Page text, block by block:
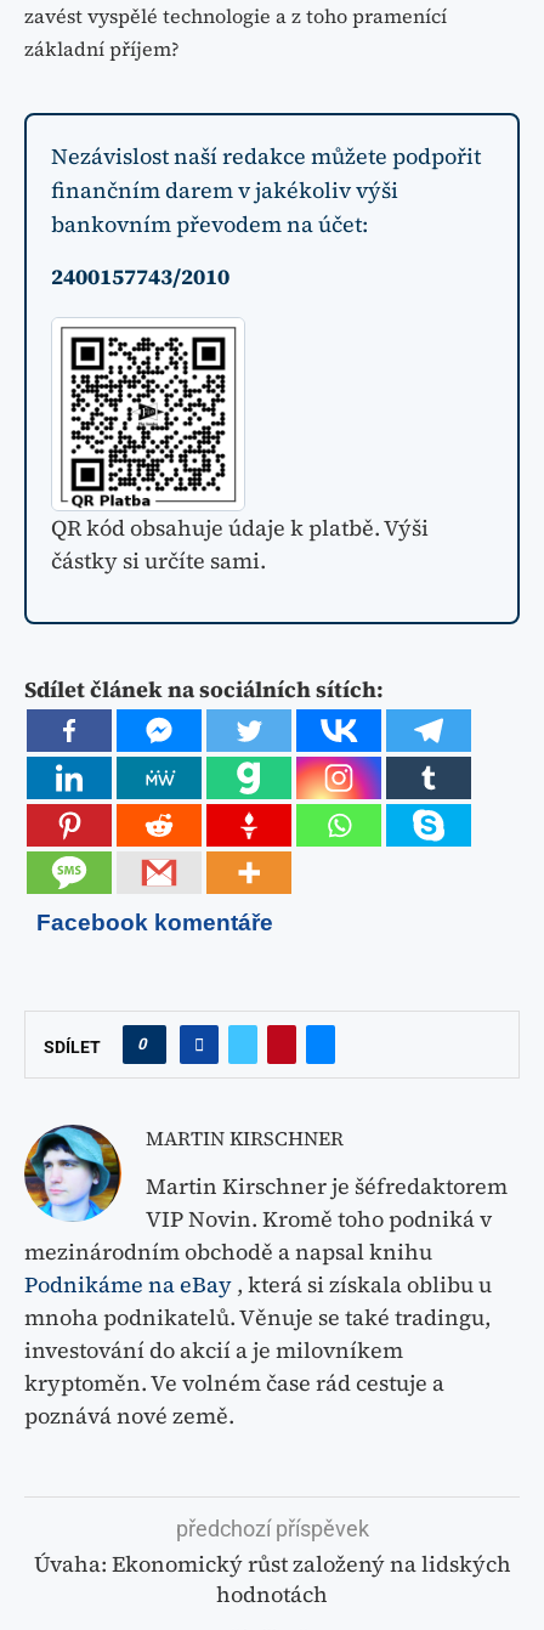
zavést vyspělé technologie a z toho pramenící
základní příjem?
Nezávislost naší redakce můžete podpořit
finančním darem v jakékoliv výši
bankovním převodem na účet:
2400157743/2010
QR kód obsahuje údaje k platbě. Výši
částky si určíte sami.
Sdílet článek na sociálních sítích:
Facebook komentáře
SDÍLET 0
MARTIN KIRSCHNER
Martin Kirschner je šéfredaktorem
VIP Novin. Kromě toho podniká v
mezinárodním obchodě a napsal knihu
Podnikáme na eBay , která si získala oblibu u
mnoha podnikatelů. Věnuje se také tradingu,
investování do akcií a je milovníkem
kryptoměn. Ve volném čase rád cestuje a
poznává nové země.
předchozí příspěvek
Úvaha: Ekonomický růst založený na lidských
hodnotách